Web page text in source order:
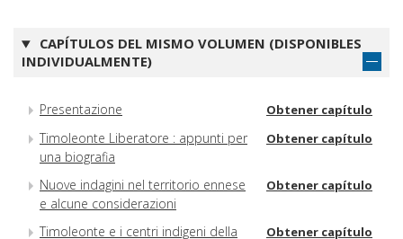
CAPÍTULOS DEL MISMO VOLUMEN (DISPONIBLES
INDIVIDUALMENTE)
Presentazione Obtener capítulo
Timoleonte Liberatore : appunti per
una biografia
Obtener capítulo
Nuove indagini nel territorio ennese
e alcune considerazioni
Obtener capítulo
Timoleonte e i centri indigeni della
Obtener capítulo